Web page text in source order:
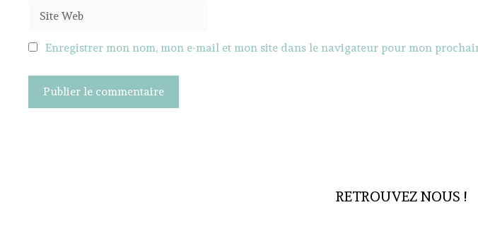
Enregistrer mon nom, mon e-mail et mon site dans le navigateur pour mon
RETROUVEZ NOUS !